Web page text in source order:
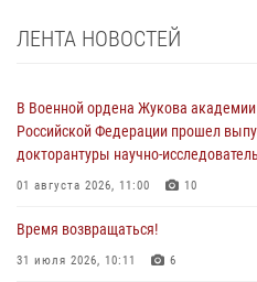
ЛЕНТА НОВОСТЕЙ
В Военной ордена Жукова
Российской Федерации прошел
докторантуры научно-
01 августа 2026, 11:00 10
Время возвращаться!
31 июля 2026, 10:11 6